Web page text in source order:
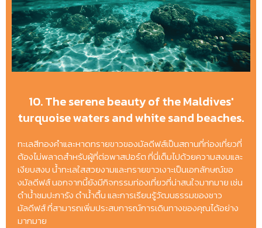
10. The serene beauty of the Maldives'
turquoise waters and white sand beaches.
ทะเลสีทองคำและหาดทรายขาวของมัลดีฟส์เป็นสถานที่ท่องเที่ยวที่
ต้องไม่พลาดสำหรับผู้ที่ต่อพาสปอร์ต ที่นี่เต็มไปด้วยความสงบและ
เงียบสงบ น้ำทะเลใสสวยงามและทรายขาวเงาะเป็นเอกลักษณ์ขอ
งมัลดีฟส์ นอกจากนี้ยังมีกิจกรรมท่องเที่ยวที่น่าสนใจมากมาย เช่น
ดำน้ำชมปะการัง ดำน้ำตื้น และการเรียนรู้วัฒนธรรมของชาว
มัลดีฟส์ ที่สามารถเพิ่มประสบการณ์การเดินทางของคุณได้อย่าง
มากมาย